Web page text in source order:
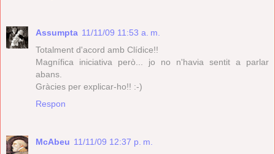
Assumpta 11/11/09 11:53 a. m.
Totalment d'acord amb Clídice!!
Magnífica iniciativa però... jo no n'havia sentit a parlar
abans.
Gràcies per explicar-ho!! :-)
Respon
McAbeu 11/11/09 12:37 p. m.